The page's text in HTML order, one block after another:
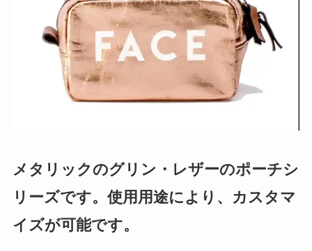
メタリックのグリン・レザーのポーチシ
リーズです。使用用途により、カスタマ
イズが可能です。